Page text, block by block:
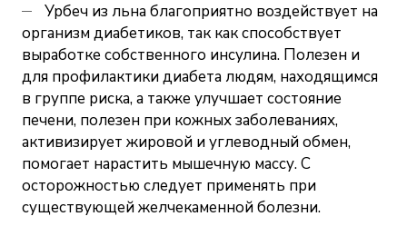
Урбеч из льна благоприятно воздействует на
организм диабетиков, так как способствует
выработке собственного инсулина. Полезен и
для профилактики диабета людям, находящимся
в группе риска, а также улучшает состояние
печени, полезен при кожных заболеваниях,
активизирует жировой и углеводный обмен,
помогает нарастить мышечную массу. С
осторожностью следует применять при
существующей желчекаменной болезни.